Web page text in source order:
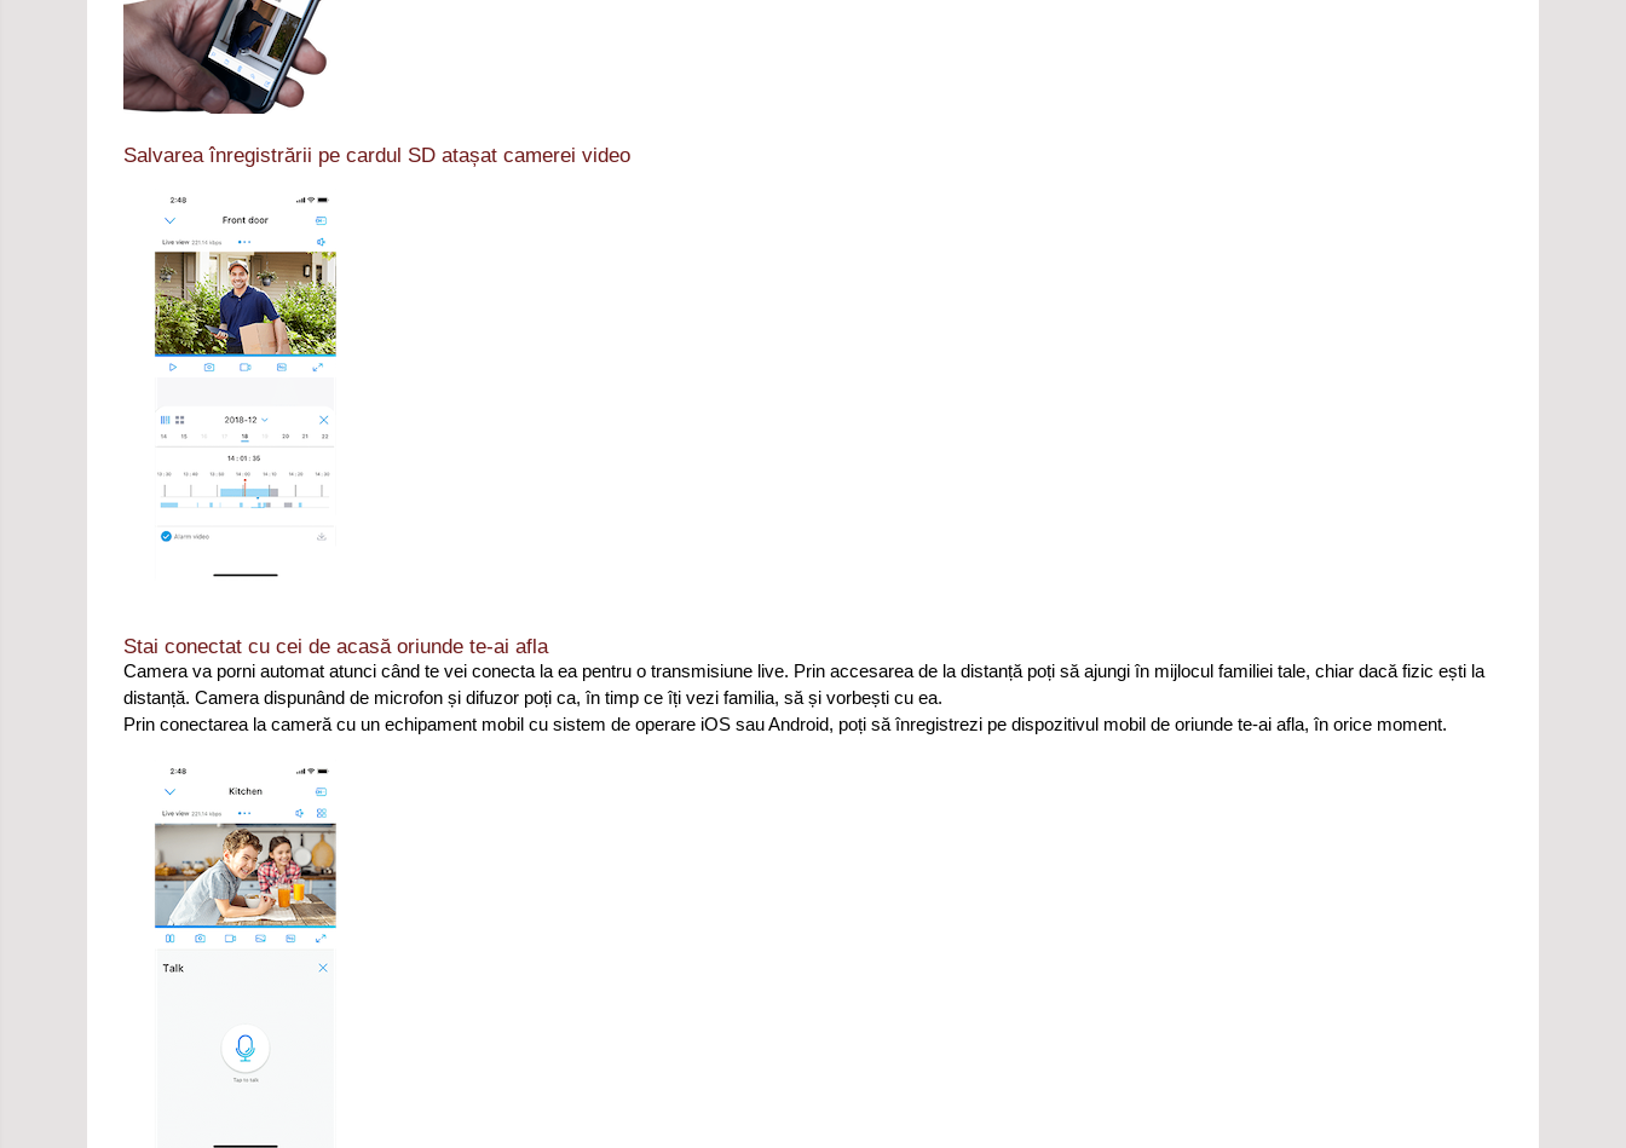
Salvarea înregistrării pe cardul SD atașat camerei video
Stai conectat cu cei de acasă oriunde te-ai afla
Camera va porni automat atunci când te vei conecta la ea pentru o transmisiune live. Prin accesarea de la distanță poți să ajungi în mijlocul familiei tale, chiar dacă fizic ești la
distanță. Camera dispunând de microfon și difuzor poți ca, în timp ce îți vezi familia, să și vorbești cu ea.
Prin conectarea la cameră cu un echipament mobil cu sistem de operare iOS sau Android, poți să înregistrezi pe dispozitivul mobil de oriunde te-ai afla, în orice moment.